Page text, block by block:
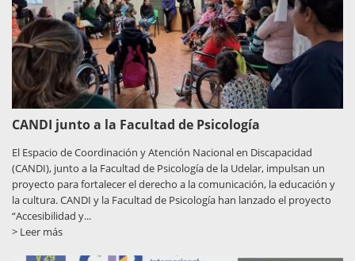
CANDI junto a la Facultad de Psicología
El Espacio de Coordinación y Atención Nacional en Discapacidad
(CANDI), junto a la Facultad de Psicología de la Udelar, impulsan un
proyecto para fortalecer el derecho a la comunicación, la educación y
la cultura. CANDI y la Facultad de Psicología han lanzado el proyecto
“Accesibilidad y...
> Leer más